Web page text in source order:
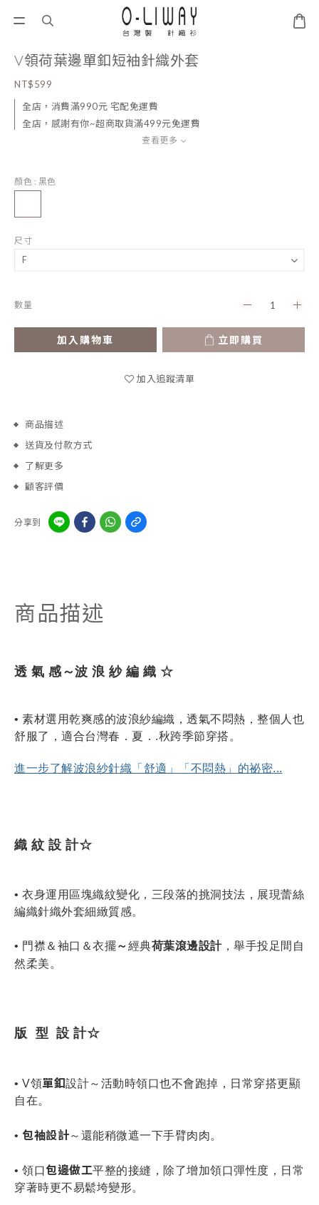
V領荷葉邊單釦短袖針織外套
NT$599
全店，消費滿990元 宅配免運費
全店，感謝有你~超商取貨滿499元免運費
查看更多
顏色 : 黑色
尺寸
數量
加入購物車 立即購買
加入追蹤清單
商品描述
送貨及付款方式
了解更多
顧客評價
分享到
商品描述
透 氣 感～波 浪 紗 編 織 ☆
• 素材選用乾爽感的波浪紗編織，透氣不悶熱，整個人也
舒服了，適合台灣春．夏．.秋跨季節穿搭。
進一步了解波浪紗針織「舒適」「不悶熱」的祕密...
織 紋 設 計☆
• 衣身運用區塊織紋變化 ，三段落的挑洞技法，展現蕾絲
編織針織外套細緻質感。
• 門襟＆袖口＆衣擺～經典荷葉滾邊設計，舉手投足間自
然柔美。
版  型  設 計☆
• V領單釦設計～活動時領口也不會跑掉，日常穿搭更顯
自在。
• 包袖設計～還能稍微遮一下手臂肉肉。
• 領口包邊做工平整的接縫，除了增加領口彈性度，日常
穿著時更不易鬆垮變形。